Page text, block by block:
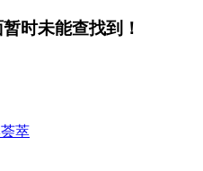
时未能查找到！
萃